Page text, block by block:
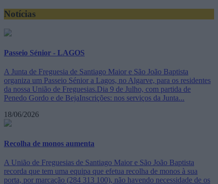
Notícias
Passeio Sénior - LAGOS
A Junta de Freguesia de Santiago Maior e São João Baptista
organiza um Passeio Sénior a Lagos, no Algarve, para os residentes
da nossa União de Freguesias.Dia 9 de Julho, com partida de
Penedo Gordo e de BejaInscrições: nos serviços da Junta...
18/06/2026
Recolha de monos aumenta
A União de Freguesias de Santiago Maior e São João Baptista
recorda que tem uma equipa que efetua recolha de monos à sua
porta, por marcação (284 313 100), não havendo necessidade de os